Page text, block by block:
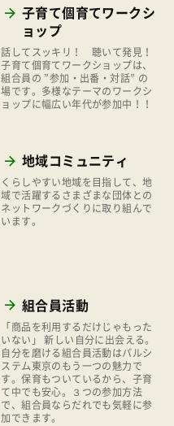
子育て個育てワークシ
ョップ
話してスッキリ！ 聴いて発見！
子育て個育てワークショップは、
組合員の ”参加・出番・対話” の
場です。多様なテーマのワークシ
ョップに幅広い年代が参加中！！
地域コミュニティ
くらしやすい地域を目指して、地
域で活躍するさまざまな団体との
ネットワークづくりに取り組んで
います。
組合員活動
「商品を利用するだけじゃもった
いない」 新しい自分に出会える。
自分を磨ける組合員活動はパルシ
ステム東京のもう一つの魅力で
す。保育もついているから、子育
て中でも安心。３つの参加方法
で、組合員ならだれでも気軽に参
加できます。